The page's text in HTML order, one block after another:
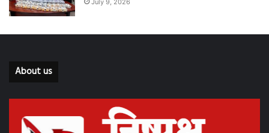
July 9, 2026
About us